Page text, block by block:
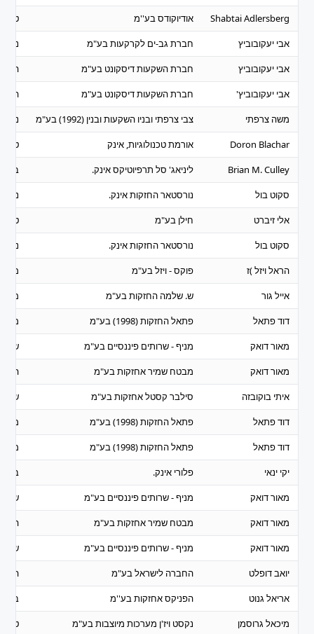
Shabtai Adlersberg
אודיוקודס בע''מ
אבי יעקובוביץ
חברת גב-ים לקרקעות בע"מ
אבי יעקובוביץ
חברת השקעות דיסקונט בע"מ
אבי יעקובוביץ'
חברת השקעות דיסקונט בע"מ
משה צרפתי
צבי צרפתי ובניו השקעות ובנין (1992) בע"מ
Doron Blachar
אורמת טכנולוגיות, אינק
Brian M. Culley
ליניאג' סל תרפיוטיקס אינק.
סקוט בול
נורסטאר החזקות אינק.
אלי זיברט
חילן בע"מ
סקוט בול
נורסטאר החזקות אינק.
הראל ויזל )ז
פוקס - ויזל בע"מ
אייל גור
ש. שלמה החזקות בע"מ
דוד פתאל
פתאל החזקות (1998) בע"מ
מאור דואק
מניף - שרותים פיננסיים בע"מ
מאור דואק
מבטח שמיר אחזקות בע"מ
איתי בוקובזה
סילבר קסטל אחזקות בע"מ
דוד פתאל
פתאל החזקות (1998) בע"מ
דוד פתאל
פתאל החזקות (1998) בע"מ
יקי ינאי
פלורי אינק.
מאור דואק
מניף - שרותים פיננסיים בע"מ
מאור דואק
מבטח שמיר אחזקות בע"מ
מאור דואק
מניף - שרותים פיננסיים בע"מ
יואב דופלט
החברה לישראל בע"מ
אריאל גנוט
הפניקס אחזקות בע''מ
מיכאל גרוסמן
נקסט ויז'ן מערכות מיוצבות בע"מ